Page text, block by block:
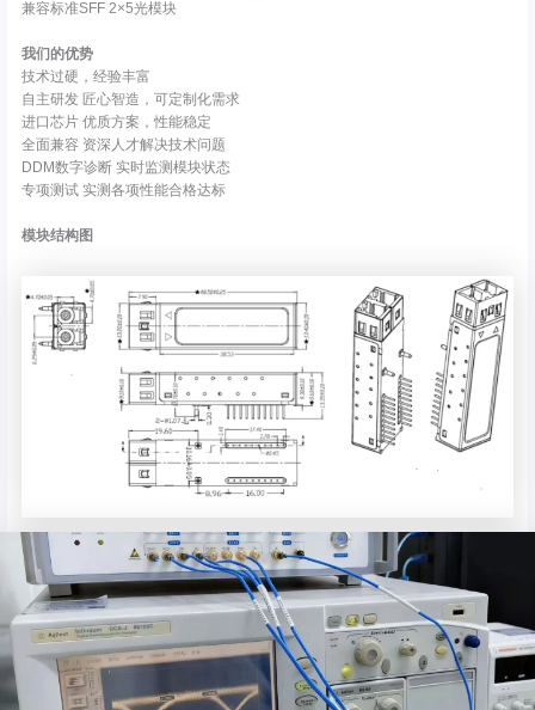
兼容标准SFF 2×5光模块
我们的优势
技术过硬，经验丰富
自主研发 匠心智造，可定制化需求
进口芯片 优质方案，性能稳定
全面兼容 资深人才解决技术问题
DDM数字诊断 实时监测模块状态
专项测试 实测各项性能合格达标
模块结构图